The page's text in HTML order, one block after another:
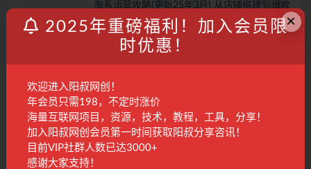
淘系运营攻略(更新25年3月) 从店铺搭建到爆款
打造，快速掌握淘系运营
精品课程 1年前
年入百万梦想,写作变现
国内项目 2年前
联系客服
×
2025年重磅福利！加入会员限
时优惠！
欢迎进入阳叔网创！
年会员只需198，不定时涨价
海量互联网项目，资源，技术，教程，工具，分享！
加入阳叔网创会员第一时间获取阳叔分享咨讯！
目前VIP社群人数已达3000+
感谢大家支持！